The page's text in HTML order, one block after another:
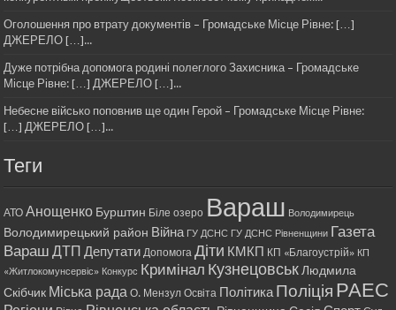
Оголошення про втрату документів – Громадське Місце Рівне: […]
ДЖЕРЕЛО […]...
Дуже потрібна допомога родині полеглого Захисника – Громадське
Місце Рівне: […] ДЖЕРЕЛО […]...
Небесне військо поповнив ще один Герой – Громадське Місце Рівне:
[…] ДЖЕРЕЛО […]...
Теги
АТО Анощенко Бурштин Біле озеро Вараш Володимирець
Володимирецький район Війна ГУ ДСНС ГУ ДСНС Рівненщини Газета
Вараш ДТП Депутати Допомога Діти КМКП КП «Благоустрій» КП
«Житлокомунсервіс» Конкурс Кримінал Кузнецовськ Людмила
Скібчик Міська рада О. Мензул Освіта ПолітикаПоліція РАЕС